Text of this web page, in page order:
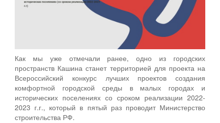
Как мы уже отмечали ранее, одно из городских
пространств Кашина станет территорией для проекта на
Всероссийский конкурс лучших проектов создания
комфортной городской среды в малых городах и
исторических поселениях со сроком реализации 2022-
2023 г.г., который в пятый раз проводит Министерство
строительства РФ.